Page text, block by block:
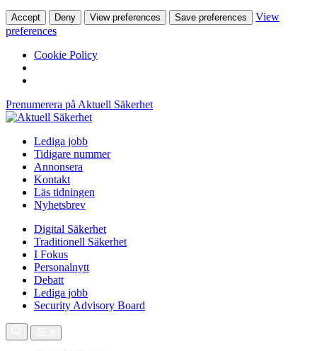
Accept Deny View preferences Save preferences
View
preferences
Cookie Policy
Prenumerera på Aktuell Säkerhet
Lediga jobb
Tidigare nummer
Annonsera
Kontakt
Läs tidningen
Nyhetsbrev
Digital Säkerhet
Traditionell Säkerhet
I Fokus
Personalnytt
Debatt
Lediga jobb
Security Advisory Board